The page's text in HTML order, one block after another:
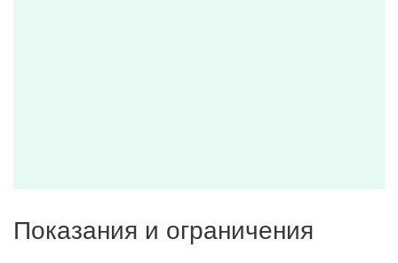
Показания и ограничения